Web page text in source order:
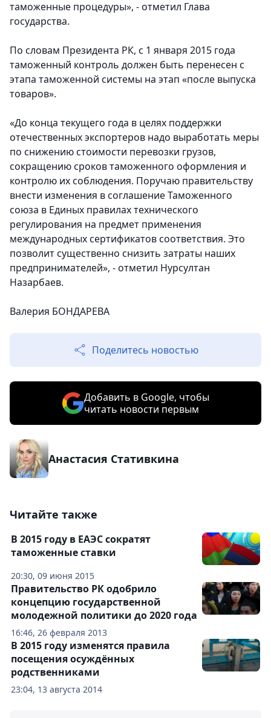
таможенные процедуры», - отметил Глава
государства.
По словам Президента РК, с 1 января 2015 года
таможенный контроль должен быть перенесен с
этапа таможенной системы на этап «после выпуска
товаров».
«До конца текущего года в целях поддержки
отечественных экспортеров надо выработать меры
по снижению стоимости перевозки грузов,
сокращению сроков таможенного оформления и
контролю их соблюдения. Поручаю правительству
внести изменения в соглашение Таможенного
союза в Единых правилах технического
регулирования на предмет применения
международных сертификатов соответствия. Это
позволит существенно снизить затраты наших
предпринимателей», - отметил Нурсултан
Назарбаев.
Валерия БОНДАРЕВА
Поделитесь новостью
Добавить в Google, чтобы
читать новости первым
Анастасия Стативкина
Читайте также
20:30, 09 июня 2015
В 2015 году в ЕАЭС сократят
таможенные ставки
16:46, 26 февраля 2013
Правительство РК одобрило
концепцию государственной
молодежной политики до 2020 года
23:04, 13 августа 2014
В 2015 году изменятся правила
посещения осуждённых
родственниками